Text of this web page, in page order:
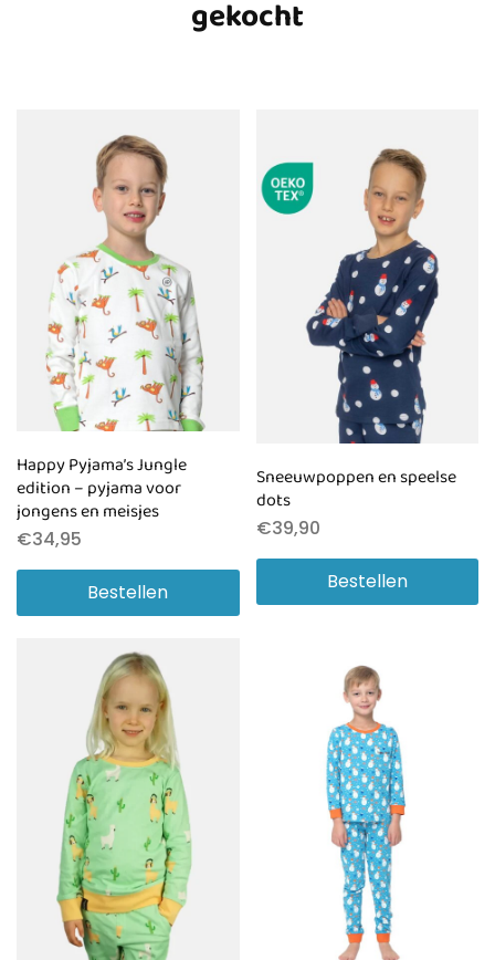
gekocht
Happy Pyjama’s Jungle
edition – pyjama voor
jongens en meisjes
€34,95
Bestellen
Sneeuwpoppen en speelse
dots
€39,90
Bestellen